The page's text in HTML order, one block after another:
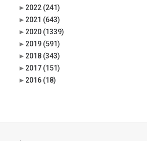
► 2022 (241)
► 2021 (643)
► 2020 (1339)
► 2019 (591)
► 2018 (343)
► 2017 (151)
► 2016 (18)